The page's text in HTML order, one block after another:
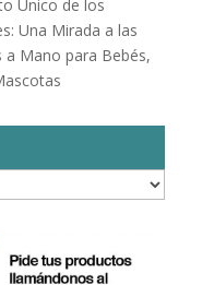
Único de los
Una Mirada a las
a Mano para Bebés,